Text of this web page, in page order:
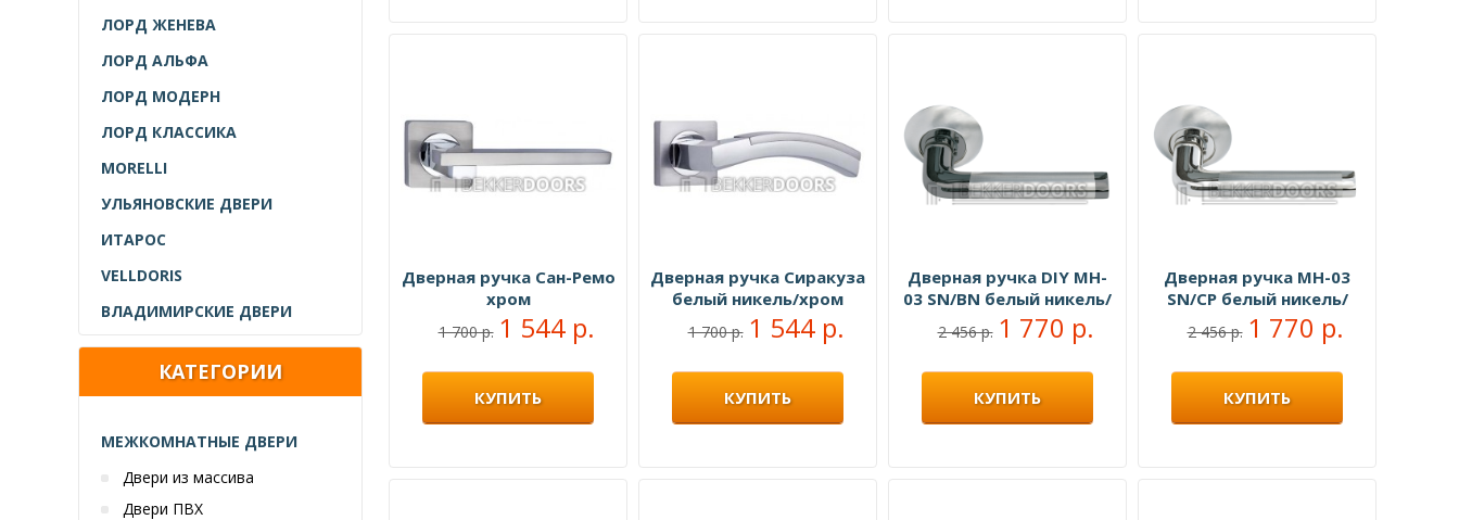
ЛОРД ЖЕНЕВА
ЛОРД АЛЬФА
ЛОРД МОДЕРН
ЛОРД КЛАССИКА
MORELLI
УЛЬЯНОВСКИЕ ДВЕРИ
ИТАРОС
VELLDORIS
ВЛАДИМИРСКИЕ ДВЕРИ
КАТЕГОРИИ
МЕЖКОМНАТНЫЕ ДВЕРИ
Двери из массива
Двери ПВХ
Дверная ручка Сан-Ремо
хром
1 700 р. 1 544 р.
КУПИТЬ
Дверная ручка Сиракуза
белый никель/хром
1 700 р. 1 544 р.
КУПИТЬ
Дверная ручка DIY MH-
03 SN/BN белый никель/
черный никель
2 456 р. 1 770 р.
КУПИТЬ
Дверная ручка MH-03
SN/CP белый никель/
полированный хром
2 456 р. 1 770 р.
КУПИТЬ